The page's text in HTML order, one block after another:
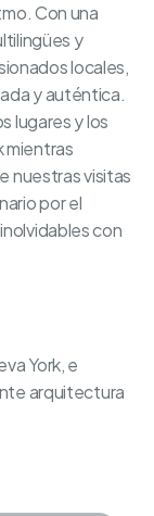
Con una
y
locales,
y auténtica.
lugares y los
mientras
nuestras visitas
por el
con
York, e
arquitectura